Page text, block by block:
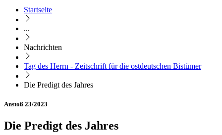
Pfadnavigation
Startseite
...
Nachrichten
Tag des Herrn - Zeitschrift für die ostdeutschen Bistümer
Die Predigt des Jahres
Anstoß 23/2023
Die Predigt des Jahres